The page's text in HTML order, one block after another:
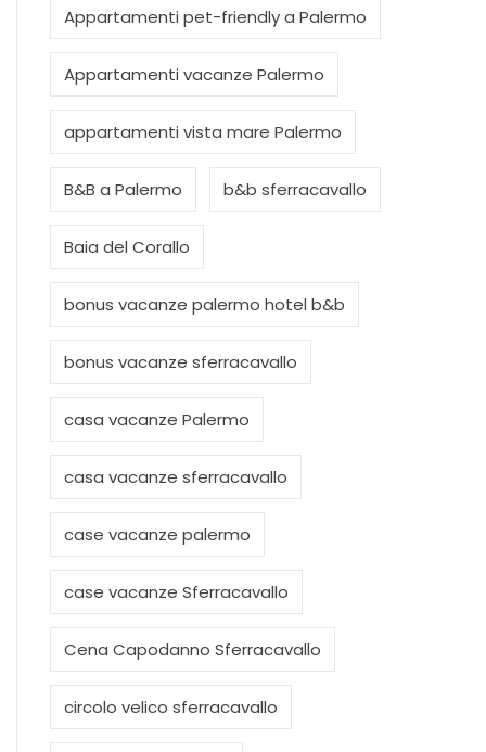
Appartamenti pet-friendly a Palermo
Appartamenti vacanze Palermo
appartamenti vista mare Palermo
B&B a Palermo b&b sferracavallo
Baia del Corallo
bonus vacanze palermo hotel b&b
bonus vacanze sferracavallo
casa vacanze Palermo
casa vacanze sferracavallo
case vacanze palermo
case vacanze Sferracavallo
Cena Capodanno Sferracavallo
circolo velico sferracavallo